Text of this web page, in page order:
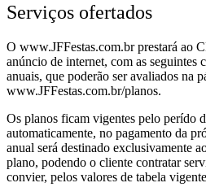
Serviços ofertados
O www.JFFestas.com.br prestará ao
anúncio de internet, com as seguintes
anuais, que poderão ser avaliados na
www.JFFestas.com.br/planos.
Os planos ficam vigentes pelo perído
automaticamente, no pagamento da
anual será destinado exclusivamente
plano, podendo o cliente contratar
convier, pelos valores de tabela